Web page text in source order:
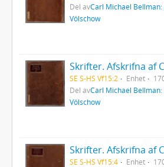
Del avCarl Michael Bellman:
Völschow
Skrifter. Afskrifna af
SE S-HS Vf15:2 Enhet
Del avCarl Michael Bellman:
Völschow
Skrifter. Afskrifna af
SE S-HS Vf15:4 Enhet